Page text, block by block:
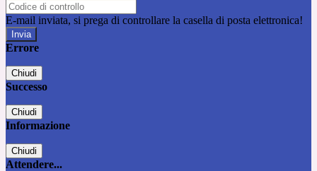
E-mail inviata, si prega di controllare la casella di posta elettronica!
Errore
Chiudi
Successo
Chiudi
Informazione
Chiudi
Attendere...